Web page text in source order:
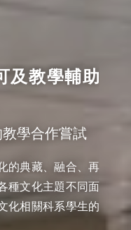
及教學輔助
學合作嘗試
的典藏、融合、再
種文化主題不同面
化相關科系學生的